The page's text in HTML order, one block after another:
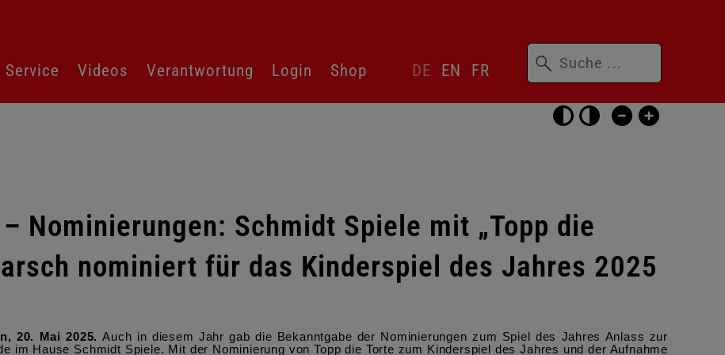
Barrierefrei-
Einstellungen
überspringen
Service Videos Verantwortung Login Shop
überspringen
DE EN FR
Suchbegriffe
Nominierungen: Schmidt Spiele mit „Topp die
nominiert für das Kinderspiel des Jahres 2025
20. Mai 2025.Auch in diesem Jahr gab die Bekanntgabe der Nominierungen zum Spiel des Jahres Anlass zur
im Hause Schmidt Spiele. Mit der Nominierung von Topp die Torte zum Kinderspiel des Jahres und der Aufnahme